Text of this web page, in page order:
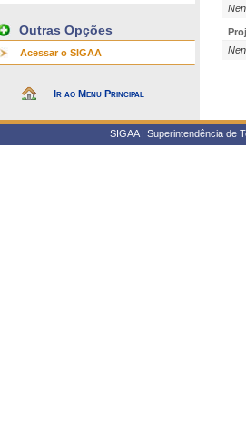
Outras Opções
Acessar o SIGAA
Ir ao Menu Principal
SIGAA | Superintendência de